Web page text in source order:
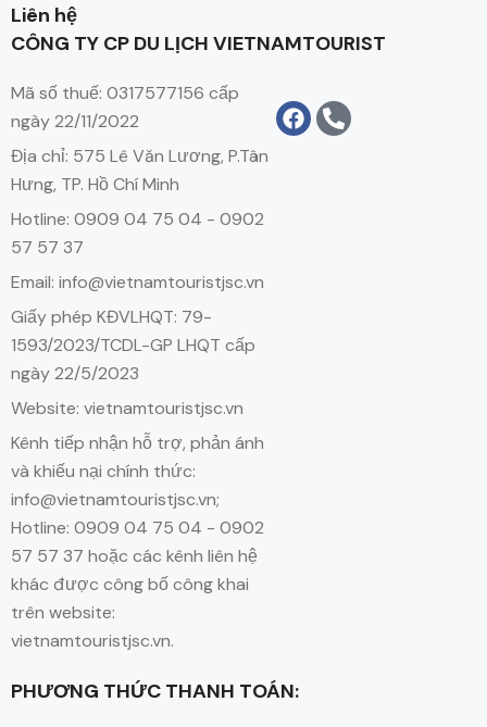
Liên hệ
CÔNG TY CP DU LỊCH VIETNAMTOURIST
Mã số thuế: 0317577156 cấp
ngày 22/11/2022
Địa chỉ: 575 Lê Văn Lương, P.Tân
Hưng, TP. Hồ Chí Minh
Hotline: 0909 04 75 04 - 0902
57 57 37
Email: info@vietnamtouristjsc.vn
Giấy phép KĐVLHQT: 79-
1593/2023/TCDL-GP LHQT cấp
ngày 22/5/2023
Website: vietnamtouristjsc.vn
Kênh tiếp nhận hỗ trợ, phản ánh
và khiếu nại chính thức:
info@vietnamtouristjsc.vn;
Hotline: 0909 04 75 04 - 0902
57 57 37 hoặc các kênh liên hệ
khác được công bố công khai
trên website:
vietnamtouristjsc.vn.
PHƯƠNG THỨC THANH TOÁN: